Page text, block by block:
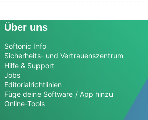
Über uns
Softonic Info
Sicherheits- und Vertrauenszentrum
Hilfe & Support
Jobs
Editorialrichtlinien
Füge deine Software / App hinzu
Online-Tools